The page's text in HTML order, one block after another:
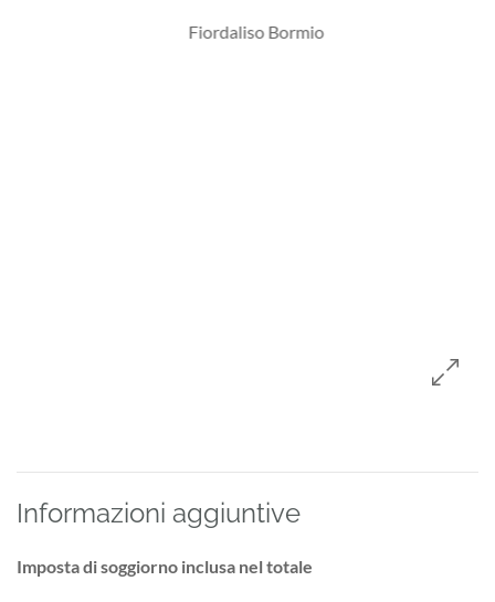
Informazioni aggiuntive
Imposta di soggiorno inclusa nel totale